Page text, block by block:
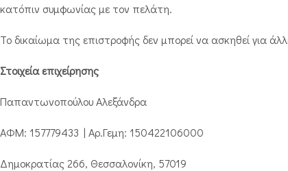
κατόπιν συμφωνίας με τον πελάτη.
Το δικαίωμα της επιστροφής δεν μπορεί να ασκηθεί για
Στοιχεία επιχείρησης
Παπαντωνοπούλου Αλεξάνδρα
ΑΦΜ: 157779433 | Αρ.Γεμη: 150422106000
Δημοκρατίας 266, Θεσσαλονίκη, 57019